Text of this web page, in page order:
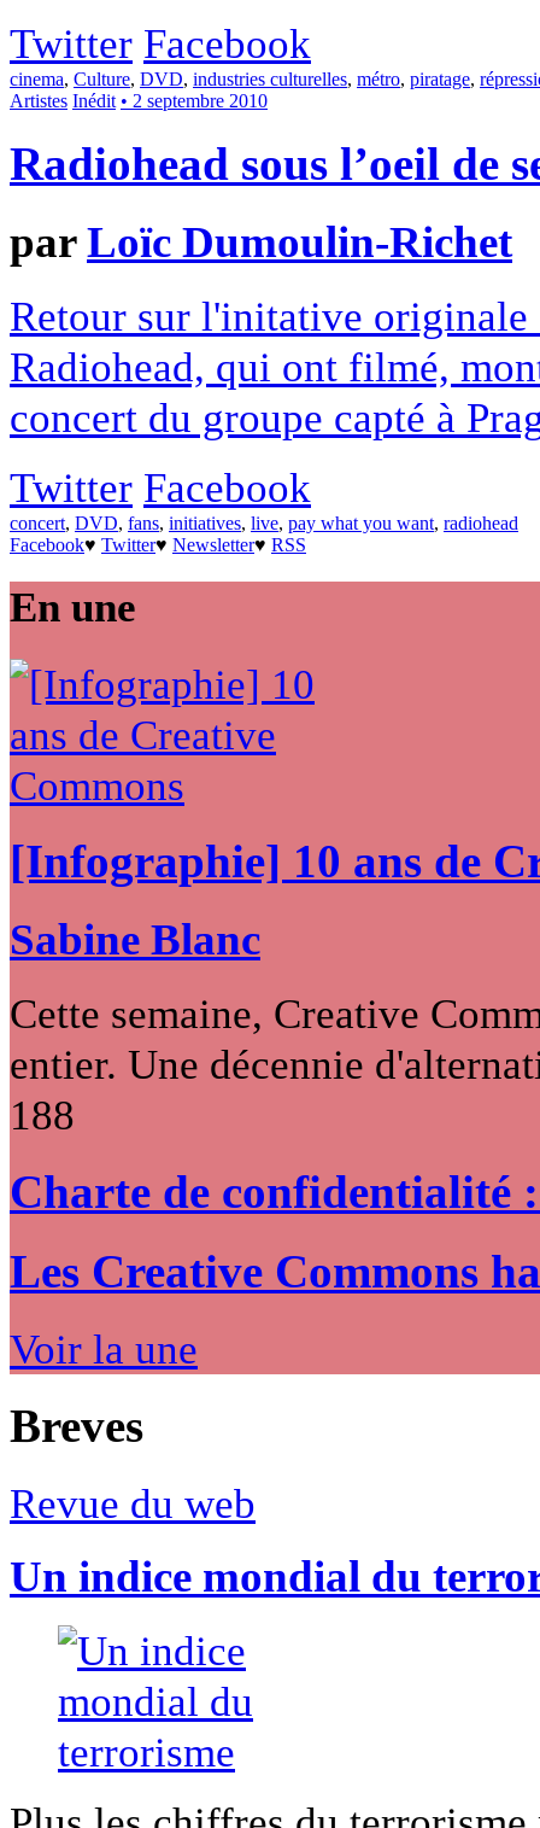
Twitter Facebook
cinema, Culture, DVD, industries culturelles, métro, piratage,
Artistes Inédit • 2 septembre 2010
Radiohead sous l’oeil de
parLoïc Dumoulin-Richet
Retour sur l'initative originale
Radiohead, qui ont filmé,
concert du groupe capté à
Twitter Facebook
concert, DVD, fans, initiatives, live, pay what you want, radiohead
Facebook♥ Twitter♥ Newsletter♥ RSS
En une
[Infographie] 10 ans de
Sabine Blanc
Cette semaine, Creative
entier. Une décennie
188
Charte de confidentialité
Les Creative Commons
Voir la une
Breves
Revue du web
Un indice mondial du